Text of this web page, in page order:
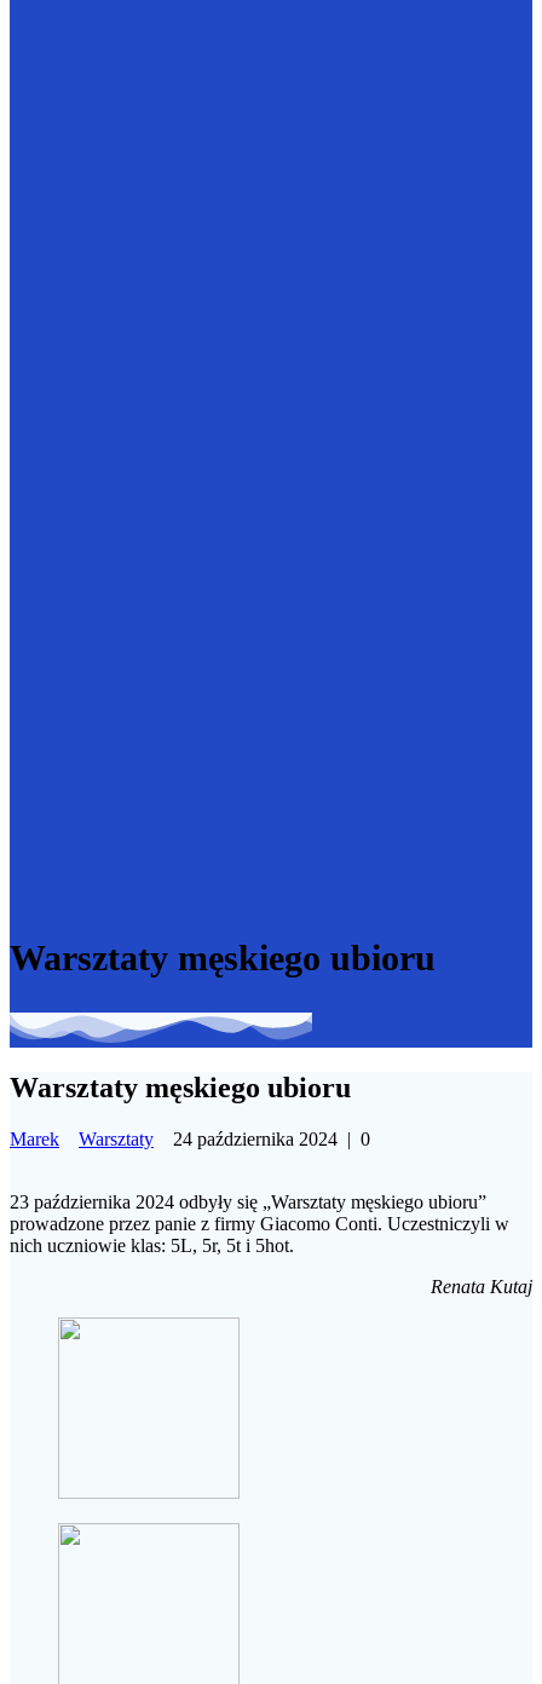
Warsztaty męskiego ubioru
Warsztaty męskiego ubioru
Marek Warsztaty 24 października 2024 | 0
23 października 2024 odbyły się „Warsztaty męskiego ubioru”
prowadzone przez panie z firmy Giacomo Conti. Uczestniczyli w
nich uczniowie klas: 5L, 5r, 5t i 5hot.
Renata Kutaj